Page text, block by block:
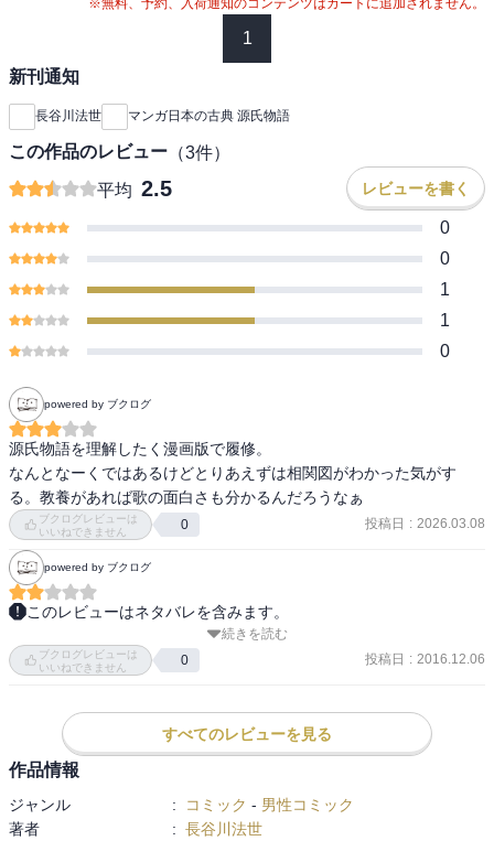
※無料、予約、入荷通知のコンテンツはカートに追加されません。
1
新刊通知
長谷川法世 マンガ日本の古典 源氏物語
この作品のレビュー （3件）
平均 2.5 レビューを書く
0
0
1
1
0
powered by ブクログ
源氏物語を理解したく漫画版で履修。
なんとなーくではあるけどとりあえずは相関図がわかった気がす
る。教養があれば歌の面白さも分かるんだろうなぁ
ブクログレビューは
いいねできません
0 投稿日 : 2026.03.08
powered by ブクログ
このレビューはネタバレを含みます。
長谷川法世さんによるマンガ化シリーズの全３巻の１巻です。
収録は『桐壺』から『明石』まで。
少年少女向けだからなのか、長編恋愛小説なのに恋愛要素がサラっ
と描かれすぎていて、面白さはありませんでした。
登場人物の絵が源氏物語絵巻的なので、そのあたりもなじめないか
も…。
源氏に全く魅力がないのが致命的！
続きを読む
ブクログレビューは
いいねできません
0 投稿日 : 2016.12.06
すべてのレビューを見る
作品情報
ジャンル : コミック - 男性コミック
著者
: 長谷川法世